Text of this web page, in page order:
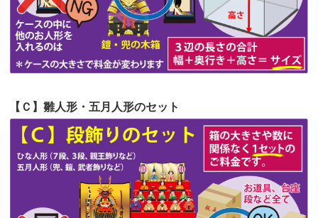
第52回人形供養祭令和4年5月17日(火)
第51回人形供養祭令和4年4月18日(月)
第50回人形供養祭令和4年3月15日(火)
第49回人形供養祭令和4年1月17日(月)
第48回人形供養祭令和3年12月3日(金)
第47回人形供養祭 令和3年10月11日(月)
第46回人形供養祭 令和3年9月13日(月)
【Ｃ】雛人形・五月人形のセット